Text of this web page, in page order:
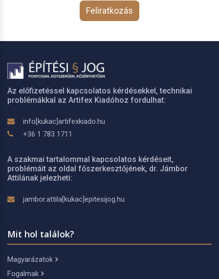
Feliratkozás
Az előfizetéssel kapcsolatos kérdésekkel, technikai
problémákkal az Artifex Kiadóhoz fordulhat:
info[kukac]artifexkiado.hu
+36 1 783 1711
A szakmai tartalommal kapcsolatos kérdéseit,
problémáit az oldal főszerkesztőjének, dr. Jámbor
Attilának jelezheti:
jambor.attila[kukac]epitesijog.hu
Mit hol találok?
Magyarázatok
Fogalmak